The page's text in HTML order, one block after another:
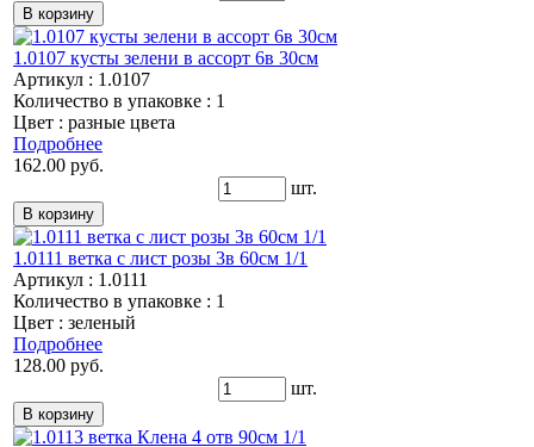
1.0107 кусты зелени в ассорт 6в 30см
Артикул : 1.0107
Количество в упаковке : 1
Цвет : разные цвета
Подробнее
162.00 руб.
шт.
1.0111 ветка с лист розы 3в 60см 1/1
Артикул : 1.0111
Количество в упаковке : 1
Цвет : зеленый
Подробнее
128.00 руб.
шт.